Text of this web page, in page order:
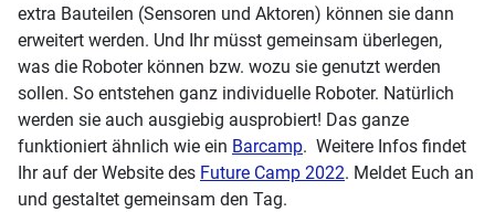
extra Bauteilen (Sensoren und Aktoren) können sie dann
erweitert werden. Und Ihr müsst gemeinsam überlegen,
was die Roboter können bzw. wozu sie genutzt werden
sollen. So entstehen ganz individuelle Roboter. Natürlich
werden sie auch ausgiebig ausprobiert! Das ganze
funktioniert ähnlich wie ein Barcamp. Weitere Infos findet
Ihr auf der Website des Future Camp 2022. Meldet Euch an
und gestaltet gemeinsam den Tag.